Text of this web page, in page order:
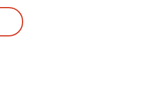
ul. Brukowa 25